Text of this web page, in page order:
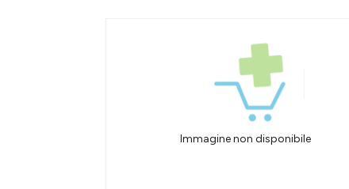
Immagine non disponibile